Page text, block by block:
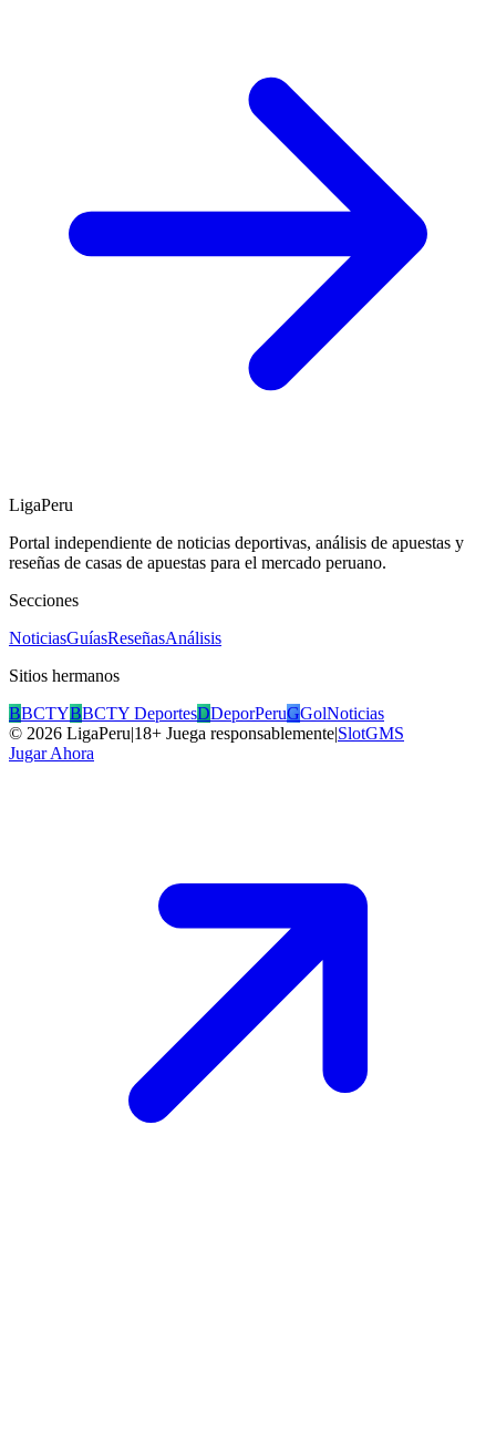
LigaPeru
Portal independiente de noticias deportivas, análisis de apuestas y
reseñas de casas de apuestas para el mercado peruano.
Secciones
NoticiasGuíasReseñasAnálisis
Sitios hermanos
BBCTYBBCTY DeportesDDeporPeruGGolNoticias
© 2026 LigaPeru|18+ Juega responsablemente|SlotGMS
Jugar Ahora